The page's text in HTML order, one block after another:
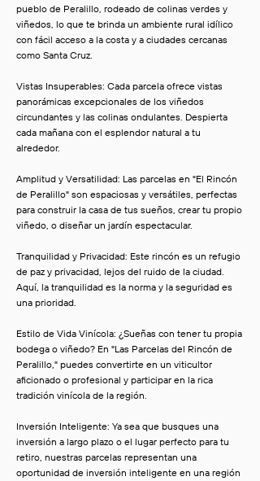
pueblo de Peralillo, rodeado de colinas verdes y
viñedos, lo que te brinda un ambiente rural idílico
con fácil acceso a la costa y a ciudades cercanas
como Santa Cruz.
Vistas Insuperables: Cada parcela ofrece vistas
panorámicas excepcionales de los viñedos
circundantes y las colinas ondulantes. Despierta
cada mañana con el esplendor natural a tu
alrededor.
Amplitud y Versatilidad: Las parcelas en "El Rincón
de Peralillo" son espaciosas y versátiles, perfectas
para construir la casa de tus sueños, crear tu propio
viñedo, o diseñar un jardín espectacular.
Tranquilidad y Privacidad: Este rincón es un refugio
de paz y privacidad, lejos del ruido de la ciudad.
Aquí, la tranquilidad es la norma y la seguridad es
una prioridad.
Estilo de Vida Vinícola: ¿Sueñas con tener tu propia
bodega o viñedo? En "Las Parcelas del Rincón de
Peralillo," puedes convertirte en un viticultor
aficionado o profesional y participar en la rica
tradición vinícola de la región.
Inversión Inteligente: Ya sea que busques una
inversión a largo plazo o el lugar perfecto para tu
retiro, nuestras parcelas representan una
oportunidad de inversión inteligente en una región